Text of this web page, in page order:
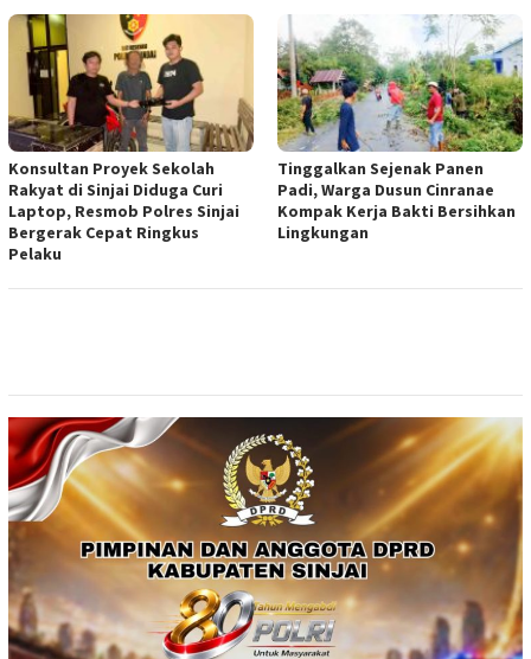
Konsultan Proyek Sekolah
Rakyat di Sinjai Diduga Curi
Laptop, Resmob Polres Sinjai
Bergerak Cepat Ringkus
Pelaku
Tinggalkan Sejenak Panen
Padi, Warga Dusun Cinranae
Kompak Kerja Bakti Bersihkan
Lingkungan